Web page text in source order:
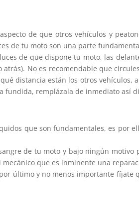
de que otros vehículos y
de tu moto son una parte
de que dispone tu moto, las
No es recomendable que
distancia están los otros vehículos,
remplázala de inmediato así
que son fundamentales, es por
de tu moto y bajo ningún
que es inminente una
último y no menos importante fíjate